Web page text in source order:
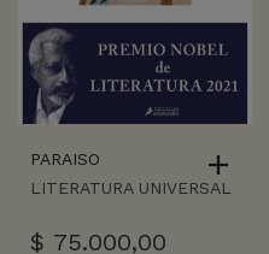
PARAISO
LITERATURA UNIVERSAL
$ 75.000,00